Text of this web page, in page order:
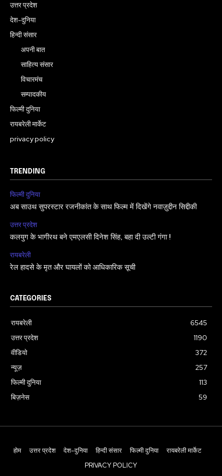
उत्तर प्रदेश
देश-दुनिया
हिन्दी संसार
अपनी बात
साहित्य संसार
विचारमंच
सम्पादकीय
फिल्मी दुनिया
रायबरेली मार्केट
privacy policy
TRENDING
फिल्मी दुनिया
अब साउथ सुपरस्टार रजनीकांत के साथ फिल्म में दिखेंगे नवाज़ुद्दीन सिद्दीकी
उत्तर प्रदेश
कलयुग के भागीरथ बने एमएलसी दिनेश सिंह, बहा दी उल्टी गंगा !
रायबरेली
रेल हादसे के मृत और घायलों को आधिकारिक सूची
CATEGORIES
रायबरेली
6545
उत्तर प्रदेश
1190
वीडियो
372
न्यूज़
257
फिल्मी दुनिया
113
बिज़नेस
59
होम उत्तर प्रदेश देश-दुनिया हिन्दी संसार फिल्मी दुनिया
रायबरेली मार्केट
PRIVACY POLICY